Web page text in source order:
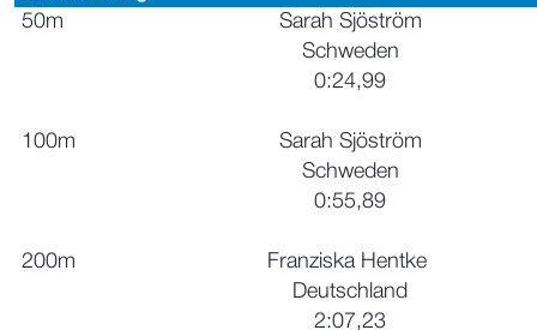
50m
Sarah Sjöström
Schweden
0:24,99
100m
Sarah Sjöström
Schweden
0:55,89
200m
Franziska Hentke
Deutschland
2:07,23